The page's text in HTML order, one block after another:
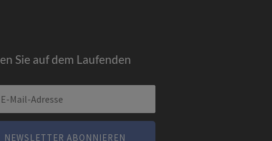
Sie auf dem Laufenden